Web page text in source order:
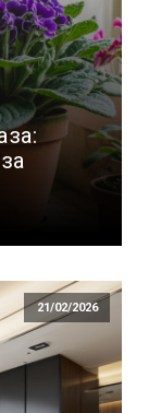
21/02/2026